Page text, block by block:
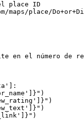
place ID
place/
en el número de